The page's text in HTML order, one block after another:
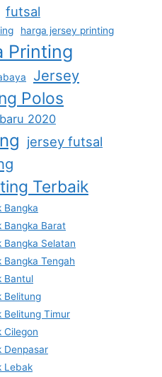
futsal
harga jersey printing
Printing
Jersey
Polos
2020
jersey futsal
Terbaik
Bangka
Bangka Barat
Selatan
Tengah
Bantul
Belitung
Belitung Timur
Cilegon
Denpasar
Lebak